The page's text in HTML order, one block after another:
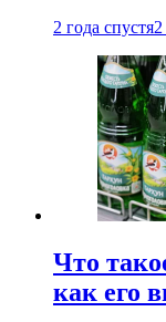
2 года спустя2
Что
как его